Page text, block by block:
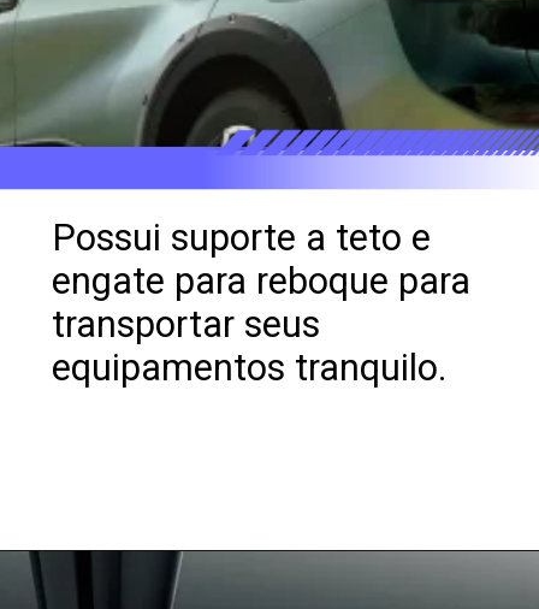
Possui suporte a teto e
engate para reboque para
transportar seus
equipamentos tranquilo.